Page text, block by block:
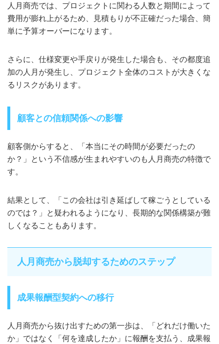
人月商売では、プロジェクトに関わる人数と期間によって
費用が膨れ上がるため、見積もりが不正確だった場合、簡
単に予算オーバーになります。
さらに、仕様変更や手戻りが発生した場合も、その都度追
加の人月が発生し、プロジェクト全体のコストが大きくな
るリスクがあります。
顧客との信頼関係への影響
顧客側からすると、「本当にその時間が必要だったの
か？」という不信感が生まれやすいのも人月商売の特徴で
す。
結果として、「この会社は引き延ばして稼ごうとしている
のでは？」と疑われるようになり、長期的な関係構築が難
しくなることもあります。
人月商売から脱却するためのステップ
成果報酬型契約への移行
人月商売から抜け出すための第一歩は、「どれだけ働いた
か」ではなく「何を達成したか」に報酬を支払う、成果報